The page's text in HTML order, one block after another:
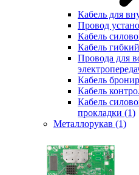
Кабель для
Провод
Кабель
Кабель гибкий
Провода для
Кабель
Кабель
Кабель
прокладки (1)
Металлорукав (1)